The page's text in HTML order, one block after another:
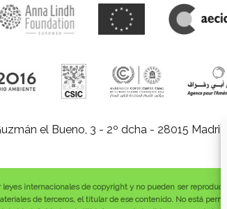
el Bueno, 3 - 2º dcha - 28015 Madrid
internacionales de copyright y no pueden ser
de terceros, el titular de ese contenido. No está